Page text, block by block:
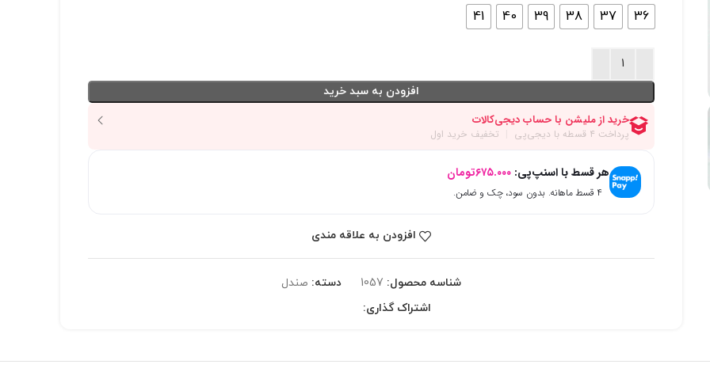
36
37
38
39
40
41
افزودن به سبد خرید
هر قسط با اسنپ‌پی:۶۷۵.۰۰۰تومان
۴ قسط ماهانه. بدون سود، چک و ضامن.
افزودن به علاقه مندی
شناسه محصول: 1057 دسته: صندل
اشتراک گذاری: